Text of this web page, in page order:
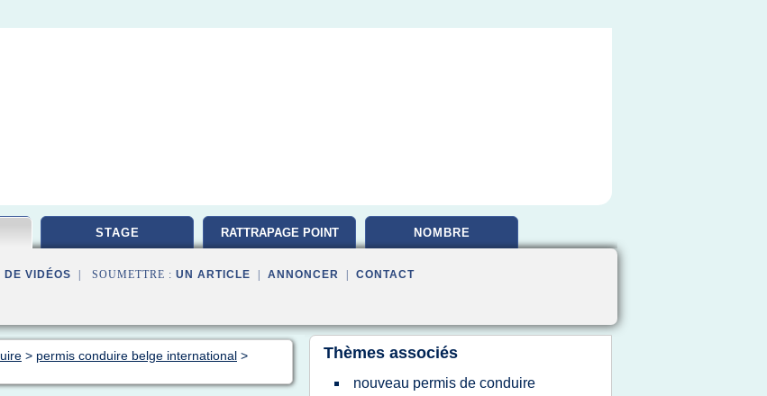
STAGE RATTRAPAGE POINT NOMBRE
DE VIDÉOS | SOUMETTRE : UN ARTICLE ANNONCER CONTACT
> permis conduire belge international >
Thèmes associés
nouveau permis de conduire